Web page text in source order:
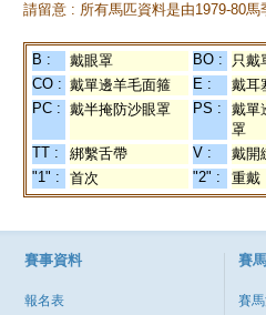
請留意 : 所有馬匹資料是由1979-80馬
B : 戴眼罩 BO : 只戴
CO : 戴單邊羊毛面箍 E : 戴耳
PC : 戴半掩防沙眼罩 PS :
戴單
罩
TT : 綁繫舌帶 V : 戴開
"1" :
首次 "2" : 重戴
賽事資料
報名表
賽
賽